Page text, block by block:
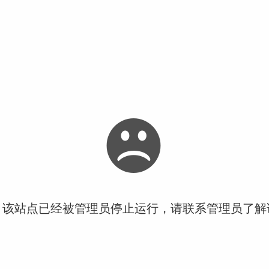
站点已经被管理员停止运行，请联系管理员了